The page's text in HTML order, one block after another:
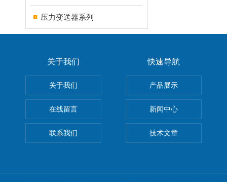
压力变送器系列
关于我们
关于我们
在线留言
联系我们
快速导航
产品展示
新闻中心
技术文章